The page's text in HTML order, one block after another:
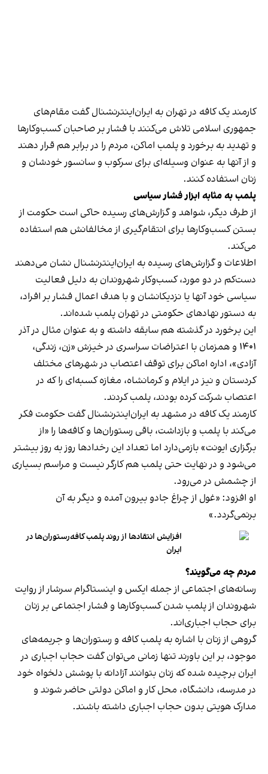
کارمند یک کافه در تهران به ایران‌اینترنشنال گفت مقام‌های
جمهوری اسلامی تلاش می‌کنند با فشار بر صاحبان کسب‌وکارها
و تهدید به برخورد و پلمب اماکن، مردم را در برابر هم قرار دهند
و از آنها به عنوان وسیله‌ای برای سرکوب و سانسور خودشان و
زنان استفاده کنند.
پلمب به مثابه ابزار فشار سیاسی
از طرف دیگر، شواهد و گزارش‌های رسیده حاکی است حکومت از
بستن کسب‌وکارها برای انتقام‌گیری از مخالفانش هم استفاده
می‌کند.
اطلاعات و گزارش‌های رسیده به ایران‌اینترنشنال نشان می‌دهند
دست‌کم در دو مورد، کسب‌وکار شهروندان به دلیل فعالیت
سیاسی خود آنها یا نزدیکانشان و با هدف اعمال فشار بر افراد،
به دستور نهادهای حکومتی در تهران پلمب شده‌اند.
این برخورد در گذشته هم سابقه داشته و به عنوان مثال در آذر
۱۴۰۱ و همزمان با اعتراضات سراسری در خیزش «زن، زندگی،
آزادی»، اداره اماکن برای توقف اعتصاب در شهرهای مختلف
کردستان و نیز در ایلام و کرمانشاه، مغازه کسبه‌ای را که در
اعتصاب شرکت کرده بودند، پلمب کردند.
کارمند یک کافه در مشهد به ایران‌اینترنشنال گفت حکومت فکر
می‌کند با پلمب و بازداشت، باقی رستوران‌ها و کافه‌ها را «از
برگزاری ایونت» بازمی‌دارد اما تعداد این رخدادها روز به روز بیشتر
می‌شود و در نهایت حتی پلمب هم کارگر نیست و مراسم بسیاری
از چشمش در می‌رود.
او افزود: «غول از چراغ جادو بیرون آمده و دیگر به آن
برنمی‎‌گردد.»
افزایش انتقادها از روند پلمب کافه‌رستوران‌ها در
ایران
مردم چه می‌گویند؟
رسانه‎‌های اجتماعی از جمله ایکس و اینستاگرام سرشار از روایت
شهروندان از پلمب شدن کسب‌وکارها و فشار اجتماعی بر زنان
برای حجاب اجباری‌اند.
گروهی از زنان با اشاره به پلمب کافه و رستوران‌ها و جریمه‌های
موجود، بر این باورند تنها زمانی می‌توان گفت حجاب اجباری در
ایران برچیده شده که زنان بتوانند آزادانه با پوشش دلخواه خود
در مدرسه، دانشگاه، محل کار و اماکن دولتی حاضر شوند و
مدارک هویتی بدون حجاب اجباری داشته باشند.